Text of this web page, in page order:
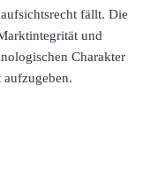
fällt. Die
und
Charakter
aufzugeben.